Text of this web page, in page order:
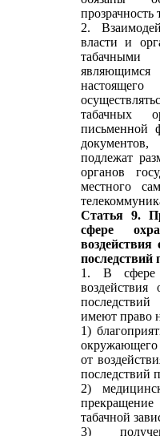
прозрачность
2.
власти и
табачными
настоящего
табачных
письменной
подлежат
органов
местного
Статья 9.
сфере
последствий
1. В сфере
имеют право
1)
окружающего
от
последствий
2)
табачной
3)